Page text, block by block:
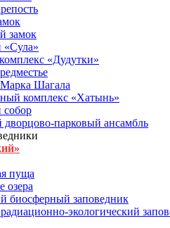
замок
«Сула»
«Дудутки»
Шагала
комплекс «Хатынь»
дворцово-парковый ансамбль
пуща
озера
биосферный заповедник
экологический